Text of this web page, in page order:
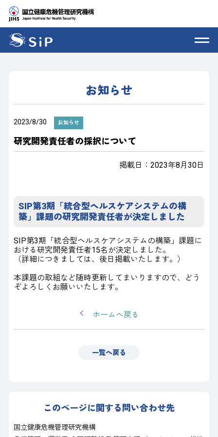
お知らせ
2023/8/30 お知らせ
研究開発責任者の採択について
掲載日：2023年8月30日
SIP第3期「統合型ヘルスケアシステムの構
築」課題の研究開発責任者が決定しました
SIP第3期「統合型ヘルスケアシステムの構築」課題に
おける研究開発責任者15名が決定しました。
（詳細につきましては、後日掲載いたします。）
本課題の取組など随時更新してまいりますので、どう
ぞよろしくお願いいたします。
ホームへ戻る
一覧へ戻る
このページに関する問い合わせ先
国立健康危機管理研究機構